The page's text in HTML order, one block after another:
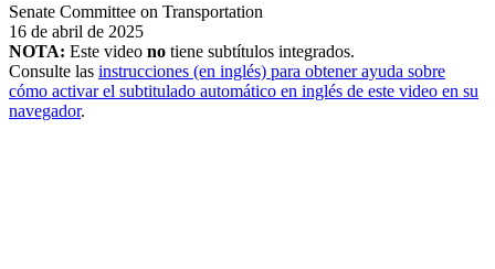
Senate Committee on Transportation
16 de abril de 2025
NOTA: Este video no tiene subtítulos integrados.
Consulte las instrucciones (en inglés) para obtener ayuda sobre
cómo activar el subtitulado automático en inglés de este video en su
navegador.